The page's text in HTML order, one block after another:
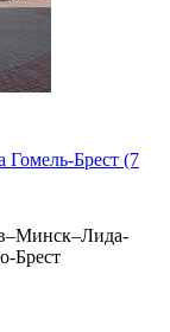
Гомель-Брест (7
Брест